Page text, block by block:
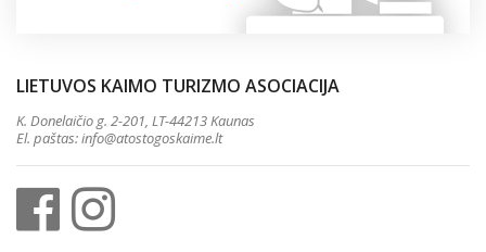
LIETUVOS KAIMO TURIZMO ASOCIACIJA
K. Donelaičio g. 2-201, LT-44213 Kaunas
El. paštas:info@atostogoskaime.lt